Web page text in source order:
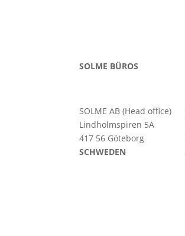
SOLME BÜROS
SOLME AB (Head office)
Lindholmspiren 5A
417 56 Göteborg
SCHWEDEN